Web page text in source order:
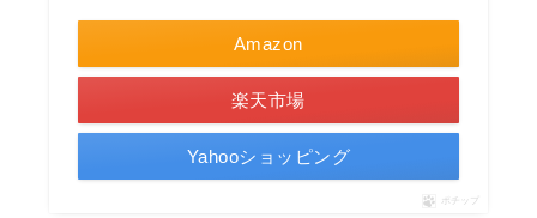
Amazon
楽天市場
Yahooショッピング
ポチップ